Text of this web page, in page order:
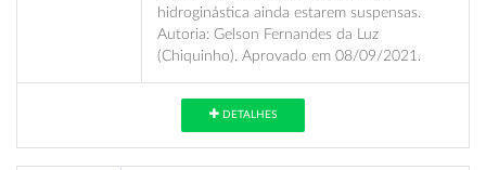
hidroginástica ainda estarem suspensas.
Autoria: Gelson Fernandes da Luz
(Chiquinho). Aprovado em 08/09/2021.
DETALHES